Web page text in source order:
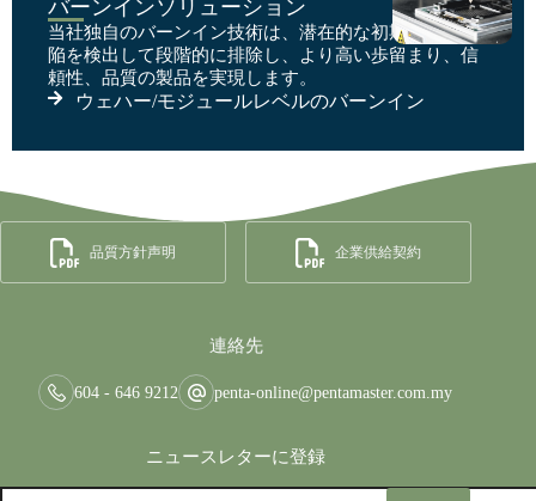
バーンインソリューション
当社独自のバーンイン技術は、潜在的な初期故障や欠
陥を検出して段階的に排除し、より高い歩留まり、信
頼性、品質の製品を実現します。
ウェハー/モジュールレベルのバーンイン
品質方針声明 企業供給契約
連絡先
604 - 646 9212 penta-online@pentamaster.com.my
ニュースレターに登録